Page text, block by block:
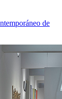
de